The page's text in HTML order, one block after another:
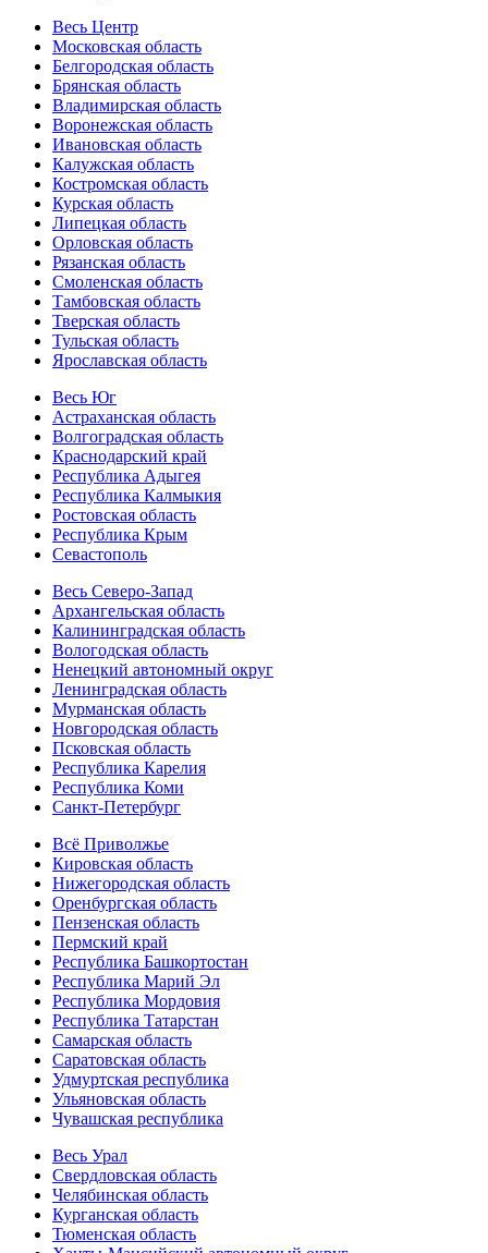
Весь Центр
Московская область
Белгородская область
Брянская область
Владимирская область
Воронежская область
Ивановская область
Калужская область
Костромская область
Курская область
Липецкая область
Орловская область
Рязанская область
Смоленская область
Тамбовская область
Тверская область
Тульская область
Ярославская область
Весь Юг
Астраханская область
Волгоградская область
Краснодарский край
Республика Адыгея
Республика Калмыкия
Ростовская область
Республика Крым
Севастополь
Весь Северо-Запад
Архангельская область
Калининградская область
Вологодская область
Ненецкий автономный округ
Ленинградская область
Мурманская область
Новгородская область
Псковская область
Республика Карелия
Республика Коми
Санкт-Петербург
Всё Приволжье
Кировская область
Нижегородская область
Оренбургская область
Пензенская область
Пермский край
Республика Башкортостан
Республика Марий Эл
Республика Мордовия
Республика Татарстан
Самарская область
Саратовская область
Удмуртская республика
Ульяновская область
Чувашская республика
Весь Урал
Свердловская область
Челябинская область
Курганская область
Тюменская область